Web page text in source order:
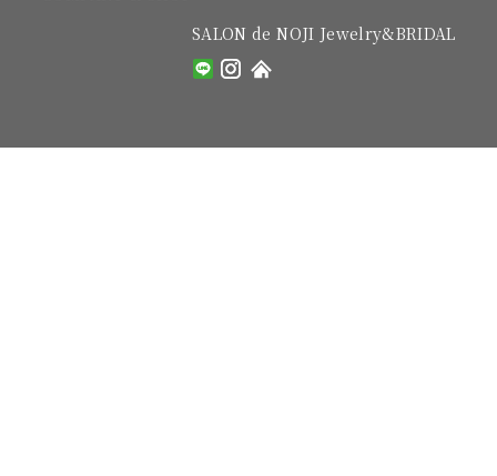
SALON de NOJI Jewelry&BRIDAL